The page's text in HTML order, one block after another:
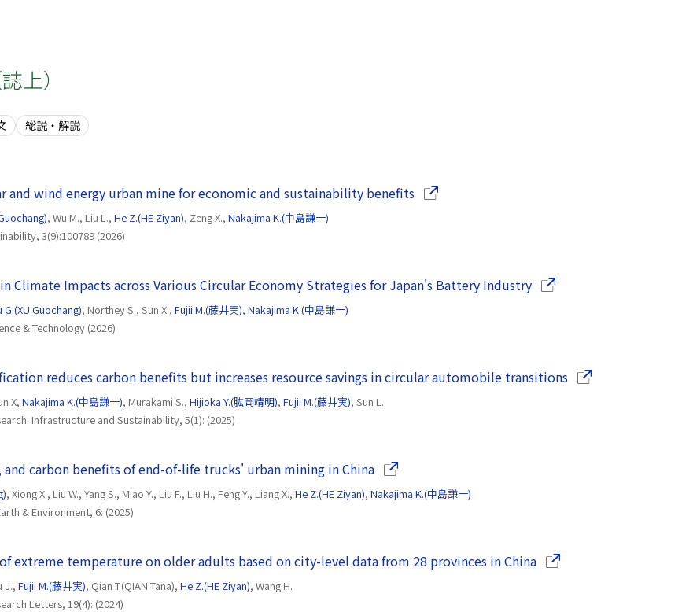
上）
総説・解説
and wind energy urban mine for economic and sustainability benefits（別ウインドウで開きます）
, Wu M., Liu L., He Z.(HE Ziyan), Zeng X., Nakajima K.(中島謙一)
3(9):100789 (2026)
in Climate Impacts across Various Circular Economy Strategies for Japan's Battery Industry（別ウインドウで開きます
G.(XU Guochang), Northey S., Sun X., Fujii M.(藤井実), Nakajima K.(中島謙一)
& Technology (2026)
reduces carbon benefits but increases resource savings in circular automobile transitions（別ウインドウで開
X, Nakajima K.(中島謙一), Murakami S., Hijioka Y.(肱岡靖明), Fujii M.(藤井実), Sun L.
Infrastructure and Sustainability, 5(1): (2025)
and carbon benefits of end-of-life trucks' urban mining in China（別ウインドウで開きます）
, Xiong X., Liu W., Yang S., Miao Y., Liu F., Liu H., Feng Y., Liang X., He Z.(HE Ziyan), Nakajima K.(中島謙一)
& Environment, 6: (2025)
extreme temperature on older adults based on city-level data from 28 provinces in China（別ウインドウで開きます
J., Fujii M.(藤井実), Qian T.(QIAN Tana), He Z.(HE Ziyan), Wang H.
Letters, 19(4): (2024)